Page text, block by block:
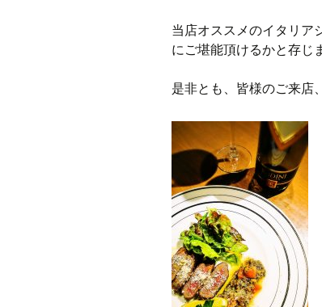
当店オススメのイタリア
にご堪能頂けるかと存じ
是非とも、皆様のご来